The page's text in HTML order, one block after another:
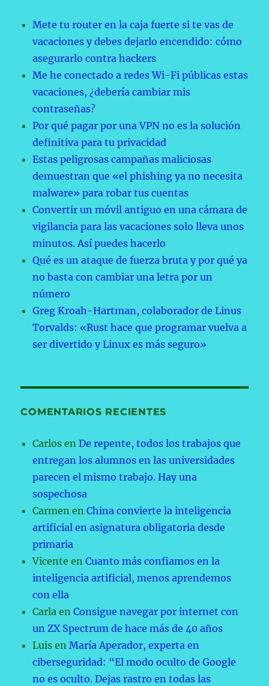
Mete tu router en la caja fuerte si te vas de
vacaciones y debes dejarlo encendido: cómo
asegurarlo contra hackers
Me he conectado a redes Wi-Fi públicas estas
vacaciones, ¿debería cambiar mis
contraseñas?
Por qué pagar por una VPN no es la solución
definitiva para tu privacidad
Estas peligrosas campañas maliciosas
demuestran que «el phishing ya no necesita
malware» para robar tus cuentas
Convertir un móvil antiguo en una cámara de
vigilancia para las vacaciones solo lleva unos
minutos. Así puedes hacerlo
Qué es un ataque de fuerza bruta y por qué ya
no basta con cambiar una letra por un
número
Greg Kroah-Hartman, colaborador de Linus
Torvalds: «Rust hace que programar vuelva a
ser divertido y Linux es más seguro»
COMENTARIOS RECIENTES
Carlos enDe repente, todos los trabajos que
entregan los alumnos en las universidades
parecen el mismo trabajo. Hay una
sospechosa
Carmen enChina convierte la inteligencia
artificial en asignatura obligatoria desde
primaria
Vicente enCuanto más confiamos en la
inteligencia artificial, menos aprendemos
con ella
Carla enConsigue navegar por internet con
un ZX Spectrum de hace más de 40 años
Luis enMaría Aperador, experta en
ciberseguridad: “El modo oculto de Google
no es oculto. Dejas rastro en todas las